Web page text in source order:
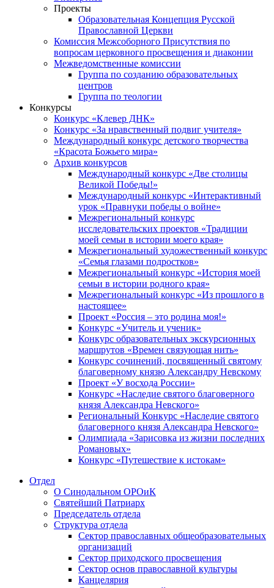
Проекты
Образовательная Концепция Русской
Православной Церкви
Комиссия Межсоборного Присутствия по
вопросам церковного просвещения и диаконии
Межведомственные комиссии
Группа по созданию образовательных
центров
Группа по теологии
Конкурсы
Конкурс «Клевер ДНК»
Конкурс «За нравственный подвиг учителя»
Международный конкурс детского творчества
«Красота Божьего мира»
Архив конкурсов
Международный конкурс «Две столицы
Великой Победы!»
Международный конкурс «Интерактивный
урок «Правнуки победы о войне»
Межрегиональный конкурс
исследовательских проектов «Традиции
моей семьи в истории моего края»
Межрегиональный художественный конкурс
«Семья глазами подростков»
Межрегиональный конкурс «История моей
семьи в истории родного края»
Межрегиональный конкурс «Из прошлого в
настоящее»
Проект «Россия – это родина моя!»
Конкурс «Учитель и ученик»
Конкурс образовательных экскурсионных
маршрутов «Времен связующая нить»
Конкурс сочинений, посвященный святому
благоверному князю Александру Невскому
Проект «У восхода России»
Конкурс «Наследие святого благоверного
князя Александра Невского»
Региональный Конкурс «Наследие святого
благоверного князя Александра Невского»
Олимпиада «Зарисовка из жизни последних
Романовых»
Конкурс «Путешествие к истокам»
Отдел
О Синодальном ОРОиК
Святейший Патриарх
Председатель отдела
Структура отдела
Сектор православных общеобразовательных
организаций
Сектор приходского просвещения
Сектор основ православной культуры
Канцелярия